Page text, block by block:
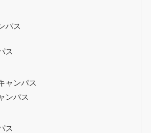
パス
ス
ャンパス
ンパス
ス